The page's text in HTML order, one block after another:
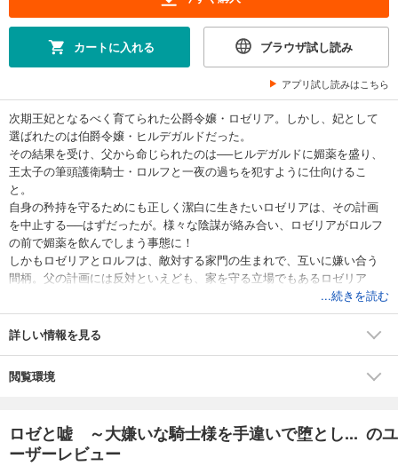
カートに入れる ブラウザ試し読み
アプリ試し読みはこちら
次期王妃となるべく育てられた公爵令嬢・ロゼリア。しかし、妃として
選ばれたのは伯爵令嬢・ヒルデガルドだった。
その結果を受け、父から命じられたのは──ヒルデガルドに媚薬を盛り、
王太子の筆頭護衛騎士・ロルフと一夜の過ちを犯すように仕向けるこ
と。
自身の矜持を守るためにも正しく潔白に生きたいロゼリアは、その計画
を中止する──はずだったが。様々な陰謀が絡み合い、ロゼリアがロルフ
の前で媚薬を飲んでしまう事態に！
しかもロゼリアとロルフは、敵対する家門の生まれで、互いに嫌い合う
間柄。父の計画には反対といえども、家を守る立場でもあるロゼリア
媚薬のことを誤魔化すため、彼に偽りの「好き」を伝えると──。
「俺も君のことが、ずっと好きだった」
い……!?
嘘と隠された想いが交錯する執着×蕩ける溺愛ロマンス！
...続きを読む
詳しい情報を見る
閲覧環境
ロゼと嘘 ～大嫌いな騎士様を手違いで堕とし... のユ
ーザーレビュー